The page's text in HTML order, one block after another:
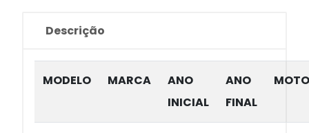
Descrição
MODELO MARCA
ANO
INICIAL
ANO
FINAL